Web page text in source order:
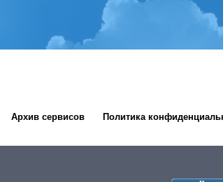
Архив сервисов Политика